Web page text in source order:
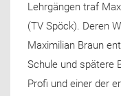
Lehrgängen traf
(TV Spöck). Deren
Maximilian Braun
Schule und spätere
Profi und einer der